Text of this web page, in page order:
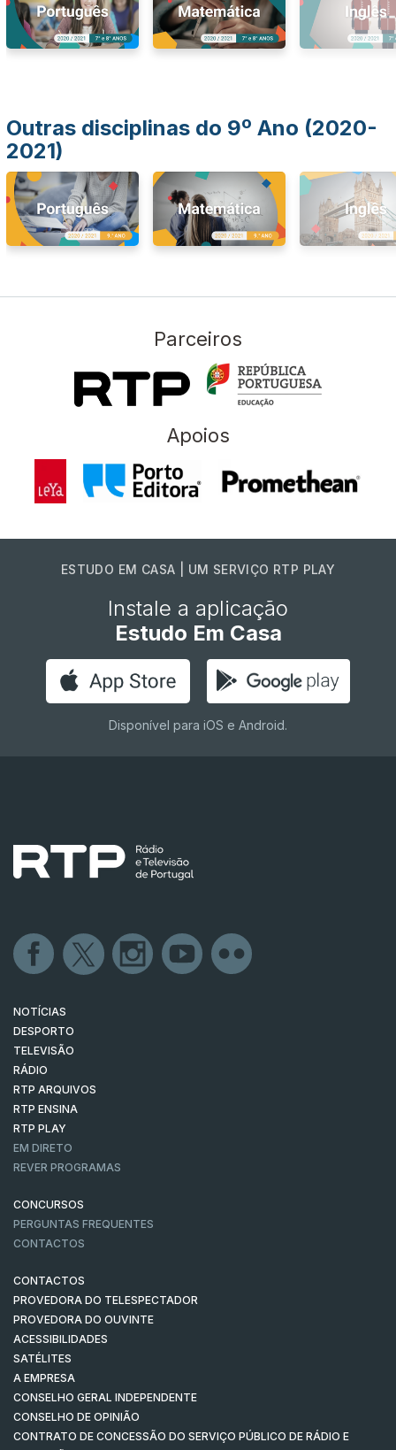
Outras disciplinas do 9º Ano (2020-
2021)
Parceiros
Apoios
ESTUDO EM CASA | UM SERVIÇO RTP PLAY
Instale a aplicação
Estudo Em Casa
Disponível para iOS e Android.
NOTÍCIAS
DESPORTO
TELEVISÃO
RÁDIO
RTP ARQUIVOS
RTP ENSINA
RTP PLAY
EM DIRETO
REVER PROGRAMAS
CONCURSOS
PERGUNTAS FREQUENTES
CONTACTOS
CONTACTOS
PROVEDORA DO TELESPECTADOR
PROVEDORA DO OUVINTE
ACESSIBILIDADES
SATÉLITES
A EMPRESA
CONSELHO GERAL INDEPENDENTE
CONSELHO DE OPINIÃO
CONTRATO DE CONCESSÃO DO SERVIÇO PÚBLICO DE RÁDIO E